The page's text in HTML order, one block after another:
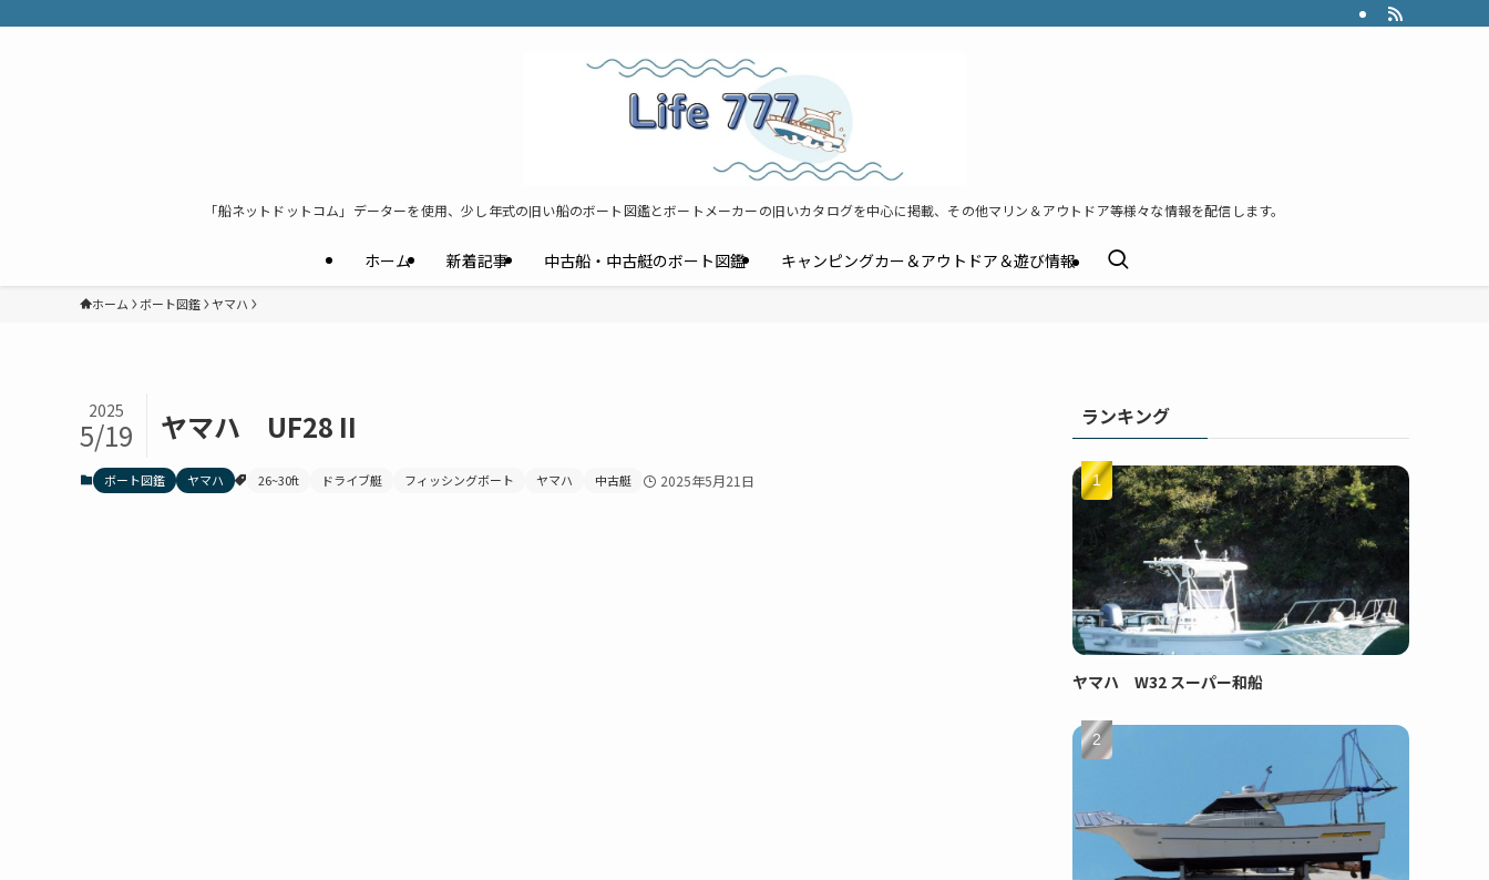
「船ネットドットコム」データーを使用、少し年式の旧い船のボート図鑑とボートメーカーの旧いカタログを中心に掲載、その他マリン＆アウトドア等様々な情報を配信します。
ホーム 新着記事 中古船・中古艇のボート図鑑 キャンピングカー＆アウトドア＆遊び情報
ホーム ボート図鑑 ヤマハ
ヤマハ UF28 II
2025
5/19
ボート図鑑 ヤマハ 26~30ft ドライブ艇 フィッシングボート ヤマハ 中古艇 2025年5月21日
ランキング
ヤマハ W32 スーパー和船